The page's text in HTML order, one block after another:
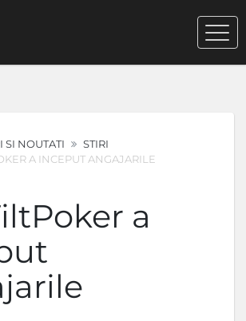
SI NOUTATI
STIRI
A INCEPUT ANGAJARILE
a